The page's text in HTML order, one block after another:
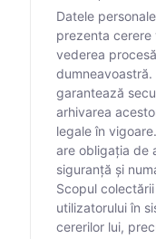
Datele
prezenta cerere
vederea
garantează
arhivarea
legale în
are obligația de
siguranță și
Scopul
utilizatorului în
cererilor lui,